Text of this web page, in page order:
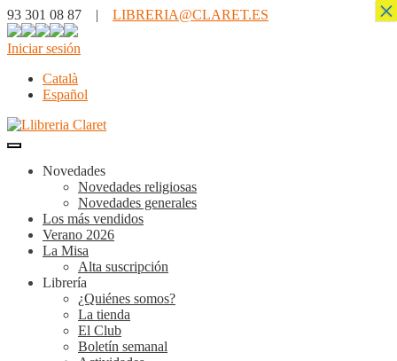
93 301 08 87 | LIBRERIA@CLARET.ES
Iniciar sesión
Català
Español
Novedades
Novedades religiosas
Novedades generales
Los más vendidos
Verano 2026
La Misa
Alta suscripción
Librería
¿Quiénes somos?
La tienda
El Club
Boletín semanal
×